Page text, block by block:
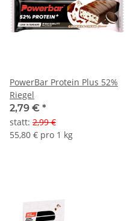
PowerBar Protein Plus 52%
Riegel
2,79 € *
statt: 2,99 €
55,80 € pro 1 kg